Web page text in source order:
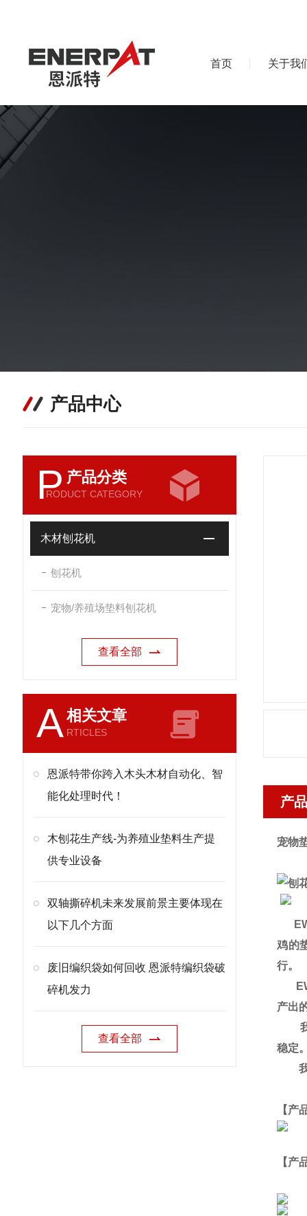
首页 关于我
产品中心
P 产品分类
RODUCT CATEGORY
木材刨花机
刨花机
宠物/养殖场垫料刨花机
查看全部
A相关文章
RTICLES
恩派特带你跨入木头木材自动化、智
能化处理时代！
木刨花生产线-为养殖业垫料生产提
供专业设备
双轴撕碎机未来发展前景主要体现在
以下几个方面
废旧编织袋如何回收 恩派特编织袋破
碎机发力
查看全部
产
宠物
鸡的
行。
产出
我
稳定
我
【产
【产